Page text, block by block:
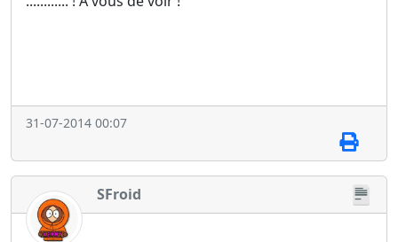
31-07-2014 00:07
SFroid